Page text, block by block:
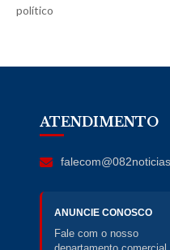
político
ATENDIMENTO
ANUNCIE CONOSCO
Fale com o nosso